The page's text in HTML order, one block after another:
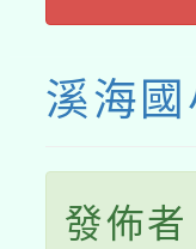
溪海
發佈